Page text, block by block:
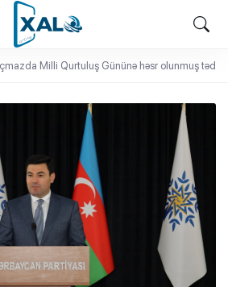
XALQ.ONLINE
ONLAYN PLATFORMA
Milli Qurtuluş Gününə həsr olunmuş